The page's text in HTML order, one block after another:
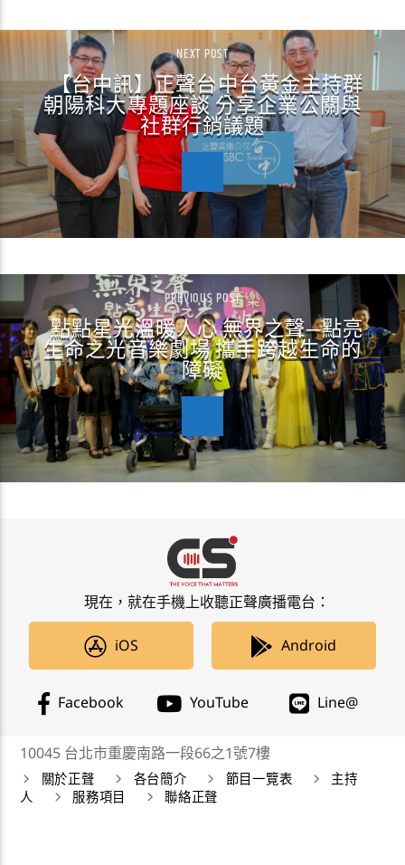
NEXT POST
【台中訊】正聲台中台黃金主持群
朝陽科大專題座談 分享企業公關與
社群行銷議題
PREVIOUS POST
點點星光溫暖人心 無界之聲─點亮
生命之光音樂劇場 攜手跨越生命的
障礙
現在，就在手機上收聽正聲廣播電台：
iOS Android
Facebook YouTube Line@
10045 台北市重慶南路一段66之1號7樓
關於正聲
各台簡介 節目一覽表
主持
人
服務項目 聯絡正聲